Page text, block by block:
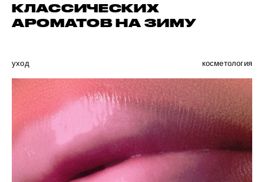
КЛАССИЧЕСКИХ
АРОМАТОВ НА ЗИМУ
уход косметология